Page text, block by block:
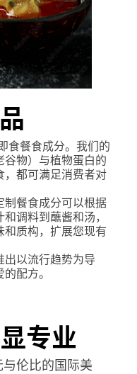
食餐食成分。我们的
谷物）与植物蛋白的
，都可满足消费者对
制餐食成分可以根据
调料到蘸酱和汤，
质构，扩展您现有
出以流行趋势为导
配方。
专业
与伦比的国际美